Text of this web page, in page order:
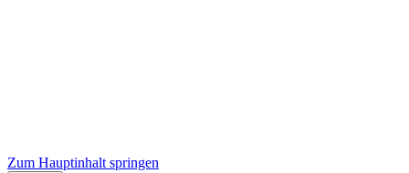
Zum Hauptinhalt springen